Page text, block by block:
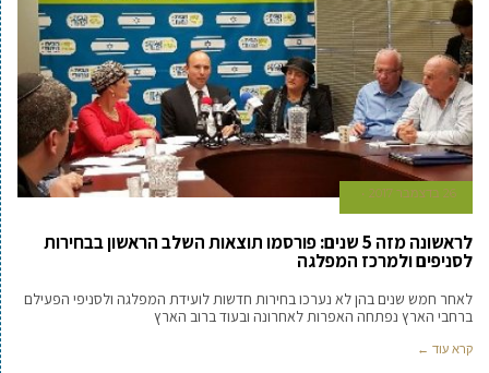
26 בדצמבר 2017
לראשונה מזה 5 שנים: פורסמו תוצאות השלב הראשון בבחירות
לסניפים ולמרכז המפלגה
לאחר חמש שנים בהן לא נערכו בחירות חדשות לועידת המפלגה ולסניפי הפעילם
ברחבי הארץ נפתחה האפרות לאחרונה ובעוד ברוב הארץ
קרא עוד ←